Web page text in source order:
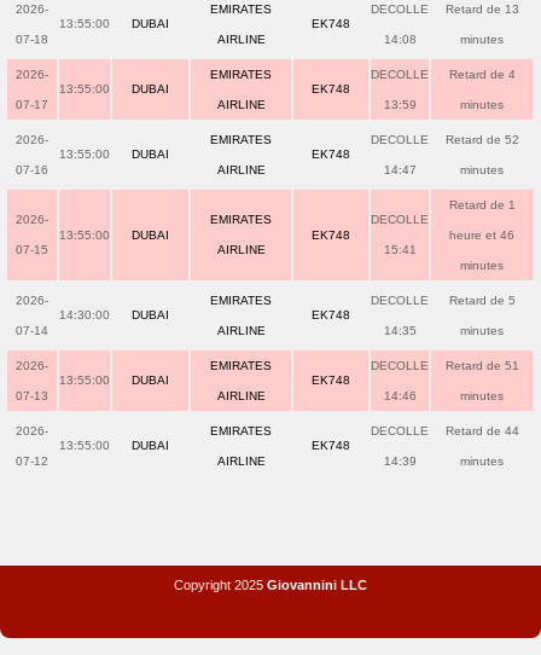
2026-
07-18
13:55:00 DUBAI
EMIRATES
AIRLINE
EK748
DECOLLE
14:08
Retard de 13
minutes
2026-
07-17
13:55:00 DUBAI
EMIRATES
AIRLINE
EK748
DECOLLE
13:59
Retard de 4
minutes
2026-
07-16
13:55:00 DUBAI
EMIRATES
AIRLINE
EK748
DECOLLE
14:47
Retard de 52
minutes
2026-
07-15
13:55:00 DUBAI
EMIRATES
AIRLINE
EK748
DECOLLE
15:41
Retard de 1
heure et 46
minutes
2026-
07-14
14:30:00 DUBAI
EMIRATES
AIRLINE
EK748
DECOLLE
14:35
Retard de 5
minutes
2026-
07-13
13:55:00 DUBAI
EMIRATES
AIRLINE
EK748
DECOLLE
14:46
Retard de 51
minutes
2026-
07-12
13:55:00 DUBAI
EMIRATES
AIRLINE
EK748
DECOLLE
14:39
Retard de 44
minutes
Copyright 2025 Giovannini LLC